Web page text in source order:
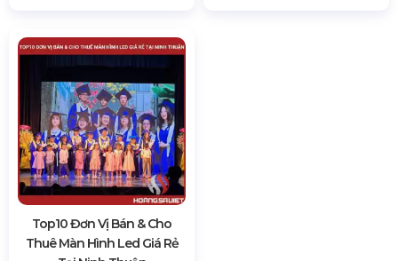
Top10 Đơn Vị Cho Thuê & Thi
Công Sân Khấu Tại Ninh
Thuận
Liên hệ